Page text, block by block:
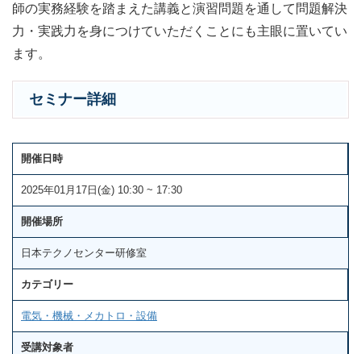
師の実務経験を踏まえた講義と演習問題を通して問題解決
力・実践力を身につけていただくことにも主眼に置いてい
ます。
セミナー詳細
開催日時
2025年01月17日(金) 10:30 ~ 17:30
開催場所
日本テクノセンター研修室
カテゴリー
電気・機械・メカトロ・設備
受講対象者